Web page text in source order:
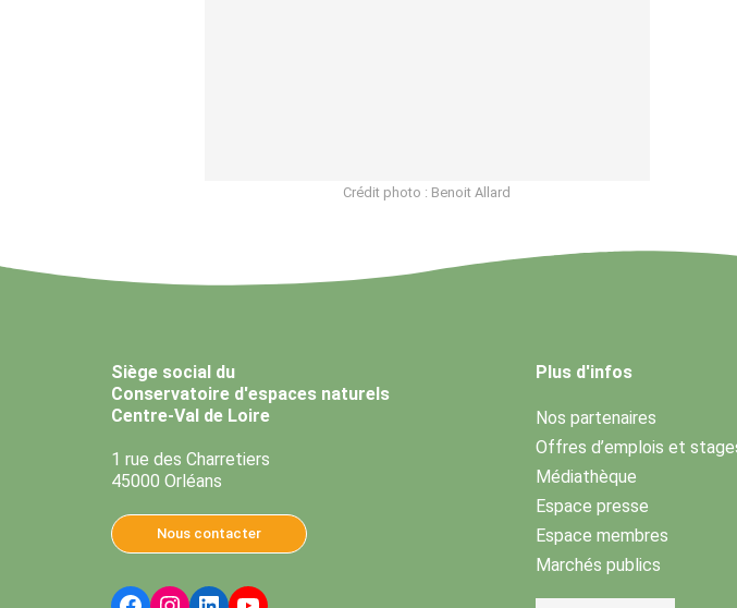
Crédit photo : Benoit Allard
Siège social du
Conservatoire d'espaces naturels
Centre-Val de Loire
1 rue des Charretiers
45000 Orléans
Nous contacter
Plus d'infos
Nos partenaires
Offres d’emplois et
Médiathèque
Espace presse
Espace membres
Marchés publics